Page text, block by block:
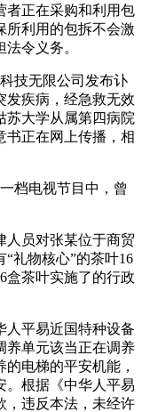
者正在采购和利用包
所利用的包拆不会激
令义务。
技无限公司发布讣
发疾病，经急救无效
苏大学从属第四病院
书正在网上传播，相
档电视节目中，曾
员对张某位于商贸
礼物核心”的茶叶16
盒茶叶实施了的行政
平易近国特种设备
养单元该当正在调养
电梯的平安机能，
。根据《中华人平易
，违反本法，未经许